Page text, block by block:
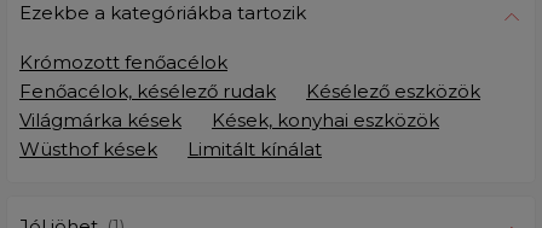
Ezekbe a kategóriákba tartozik
Krómozott fenőacélok
Fenőacélok, késélező rudak
Késélező eszközök
Világmárka kések
Kések, konyhai eszközök
Wüsthof kések
Limitált kínálat